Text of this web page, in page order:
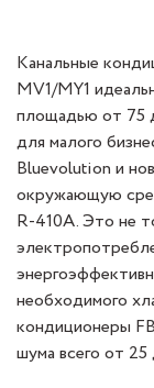
Канальные
MV1/MY1
площадью от 75
для малого
Bluevolution и
окружающую
R-410A. Это не
необходимого
кондиционеры
шума всего от 25